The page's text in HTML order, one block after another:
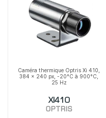
Caméra thermique Optris Xi 410,
384 x 240 px, -20°C à 900°C,
25 Hz
XI410
OPTRIS